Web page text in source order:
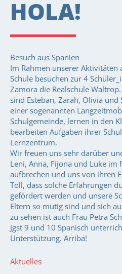
HOLA!
Besuch aus Spanien
Im Rahmen unserer Aktivitäten
Schule besuchen zur 4
Zamora die Realschule
sind Esteban, Zarah, Olivia und
einer sogenannten
Schulgemeinde, lernen in den
bearbeiten Aufgaben ihrer
Lernzentrum.
Wir freuen uns sehr darüber
Leni, Anna, Fijona und Luke im
aufbrechen und uns von ihren
Toll, dass solche Erfahrungen
gefördert werden und unsere
Eltern so mutig sind und sich
zu sehen ist auch Frau Petra
Jgst 9 und 10 Spanisch
Unterstützung. Arriba!
Aktuelles